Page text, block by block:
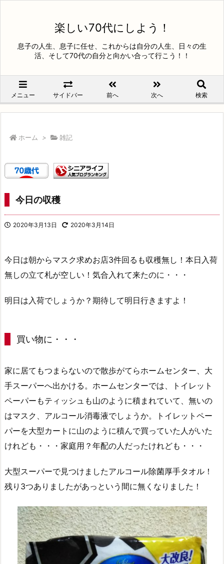
楽しい70代にしよう！
息子の人生、息子に任せ、これからは自分の人生、日々の生
活、そして70代の自分と向かい合って行こう！！
メニュー サイドバー 前へ 次へ 検索
ホーム > 雑記
今日の収穫
2020年3月13日 2020年3月14日
今日は朝からマスク求めお店3件回るも収穫無し！本日入荷
無しの立て札が空しい！気合入れて来たのに・・・
明日は入荷でしょうか？期待して明日行きますよ！
買い物に・・・
家に居てもつまらないので散歩がてらホームセンター、大
手スーパーへ出かける。ホームセンターでは、トイレット
ペーパーもティッシュも山のように積まれていて、無いの
はマスク、アルコール消毒液でしょうか。トイレットペー
パーを大型カートに山のように積んで買っていた人がいた
けれども・・・家庭用？年配の人だったけれども・・・
大型スーパーで見つけましたアルコール除菌厚手タオル！
残り3つありましたがあっという間に無くなりました！